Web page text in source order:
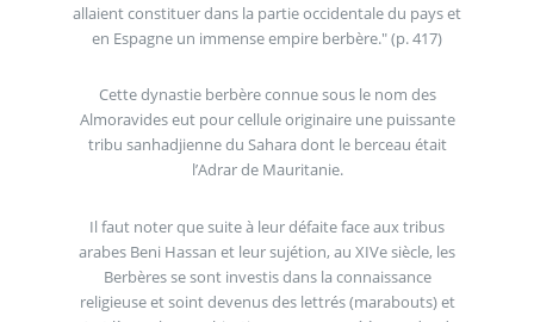
allaient constituer dans la partie occidentale du pays et
en Espagne un immense empire berbère." (p. 417)
Cette dynastie berbère connue sous le nom des
Almoravides eut pour cellule originaire une puissante
tribu sanhadjienne du Sahara dont le berceau était
l’Adrar de Mauritanie.
Il faut noter que suite à leur défaite face aux tribus
arabes Beni Hassan et leur sujétion, au XIVe siècle, les
Berbères se sont investis dans la connaissance
religieuse et soint devenus des lettrés (marabouts) et